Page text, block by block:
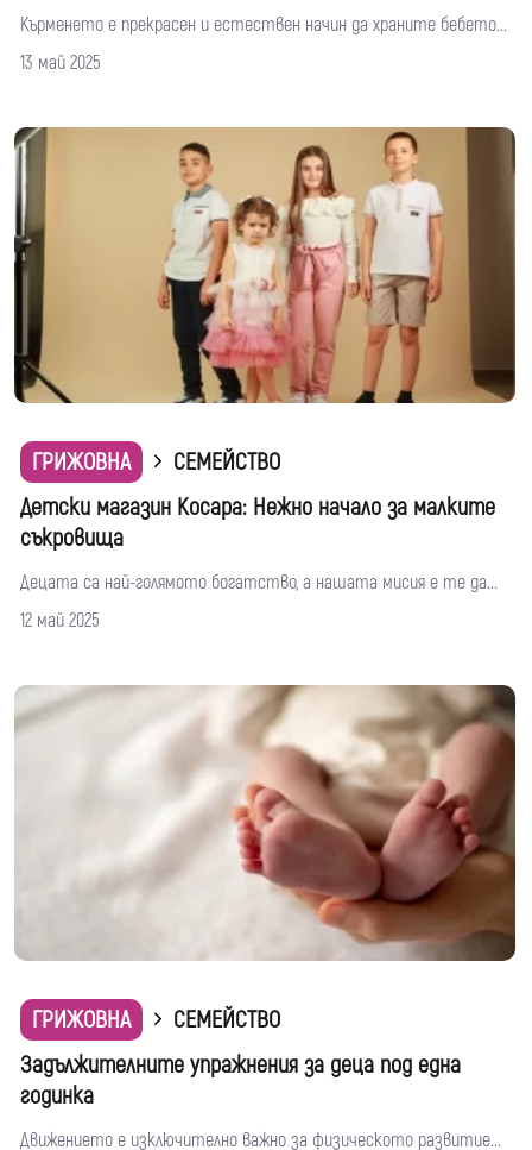
Кърменето е прекрасен и естествен начин да храните бебето...
13 май 2025
ГРИЖОВНА
СЕМЕЙСТВО
Детски магазин Косара: Нежно начало за малките
съкровища
Децата са най-голямото богатство, а нашата мисия е те да...
12 май 2025
ГРИЖОВНА
СЕМЕЙСТВО
Задължителните упражнения за деца под една
годинка
Движението е изключително важно за физическото развитие...